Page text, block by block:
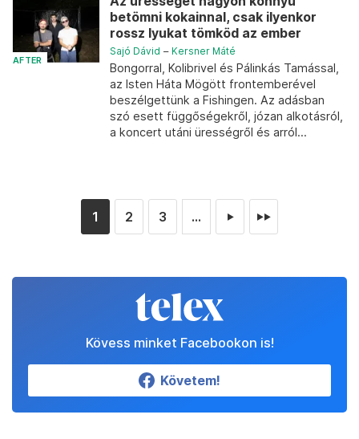
AFTER
betömni kokainnal, csak ilyenkor
rossz lyukat tömköd az ember
Sajó Dávid – Kersner Máté
Bongorral, Kolibrivel és Pálinkás Tamással,
az Isten Háta Mögött frontemberével
beszélgettünk a Fishingen. Az adásban
szó esett függőségekről, józan alkotásról,
a koncert utáni ürességről és arról...
1 2 3 ... ► ►►
Kövess minket Facebookon is!
Követem!